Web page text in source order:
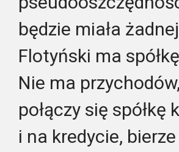
będzie miała
Flotyński ma
Nie ma
połączy się
i na kredycie,